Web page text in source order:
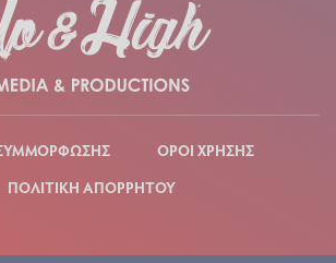
ΟΡΟΙ ΧΡΗΣΗΣ
ΠΟΛΙΤΙΚΗ ΑΠΟΡΡΗΤΟΥ